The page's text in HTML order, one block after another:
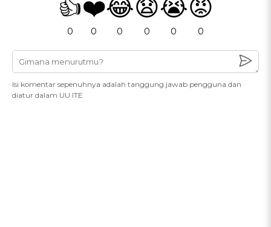
👍
0
❤️
0
😂
0
😧
0
😭
0
😡
0
Isi komentar sepenuhnya adalah tanggung jawab pengguna dan
diatur dalam UU ITE